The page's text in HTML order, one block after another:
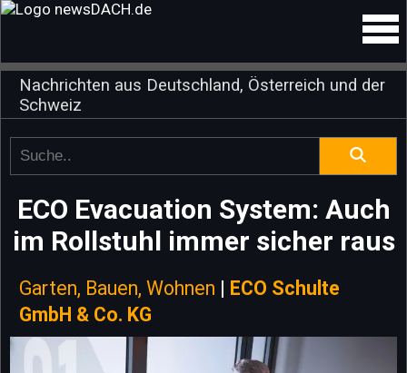
Nachrichten aus Deutschland, Österreich und der
Schweiz
ECO Evacuation System: Auch
im Rollstuhl immer sicher raus
Garten, Bauen, Wohnen | ECO Schulte
GmbH & Co. KG